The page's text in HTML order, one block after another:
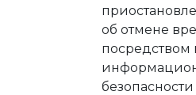
об отмене
посредством